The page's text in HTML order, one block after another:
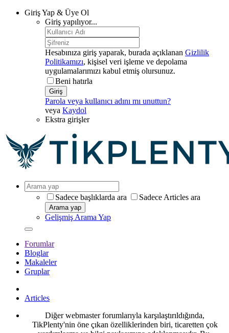
Giriş Yap & Üye Ol
Giriş yapılıyor...
Hesabınıza giriş yaparak, burada açıklanan Gizlilik
Politikamızı, kişisel veri işleme ve depolama
uygulamalarımızı kabul etmiş olursunuz.
Beni hatırla
Giriş
Parola veya kullanıcı adını mı unuttun?
veya Kaydol
Ekstra girişler
Sadece başlıklarda ara Sadece Articles ara
Arama yap
Gelişmiş Arama Yap
Forumlar
Bloglar
Makaleler
Gruplar
Articles
Diğer webmaster forumlarıyla karşılaştırıldığında,
TikPlenty'nin öne çıkan özelliklerinden biri, ticaretten çok